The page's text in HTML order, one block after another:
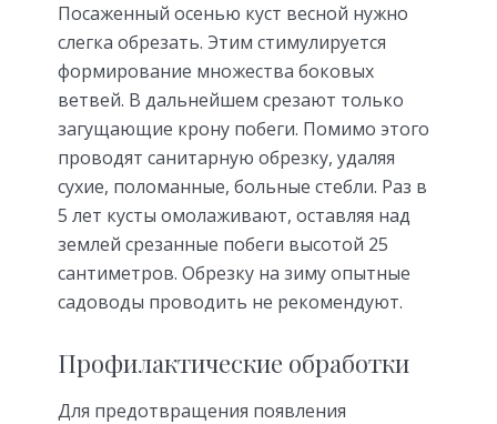
Посаженный осенью куст весной нужно
слегка обрезать. Этим стимулируется
формирование множества боковых
ветвей. В дальнейшем срезают только
загущающие крону побеги. Помимо этого
проводят санитарную обрезку, удаляя
сухие, поломанные, больные стебли. Раз в
5 лет кусты омолаживают, оставляя над
землей срезанные побеги высотой 25
сантиметров. Обрезку на зиму опытные
садоводы проводить не рекомендуют.
Профилактические обработки
Для предотвращения появления